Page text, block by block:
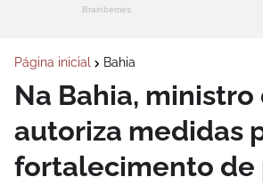
Página inicial Bahia
Na Bahia, ministro
autoriza medidas
fortalecimento de